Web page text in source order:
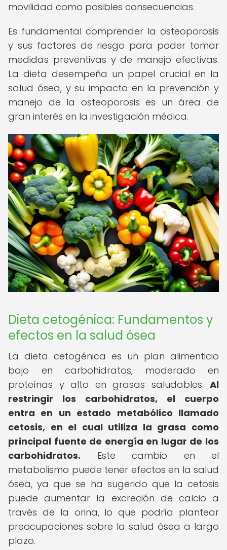
movilidad como posibles consecuencias.
Es fundamental comprender la osteoporosis
y sus factores de riesgo para poder tomar
medidas preventivas y de manejo efectivas.
La dieta desempeña un papel crucial en la
salud ósea, y su impacto en la prevención y
manejo de la osteoporosis es un área de
gran interés en la investigación médica.
Dieta cetogénica: Fundamentos y
efectos en la salud ósea
La dieta cetogénica es un plan alimenticio
bajo en carbohidratos, moderado en
proteínas y alto en grasas saludables. Al
restringir los carbohidratos, el cuerpo
entra en un estado metabólico llamado
cetosis, en el cual utiliza la grasa como
principal fuente de energía en lugar de los
carbohidratos. Este cambio en el
metabolismo puede tener efectos en la salud
ósea, ya que se ha sugerido que la cetosis
puede aumentar la excreción de calcio a
través de la orina, lo que podría plantear
preocupaciones sobre la salud ósea a largo
plazo.